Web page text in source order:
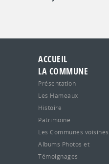
ACCUEIL
LA COMMUNE
Présentation
Les Hameaux
Histoire
Patrimoine
Les Communes voisines
Albums Photos et
Témoignages